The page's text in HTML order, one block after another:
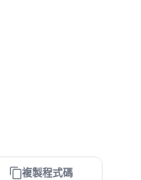
複製程式碼